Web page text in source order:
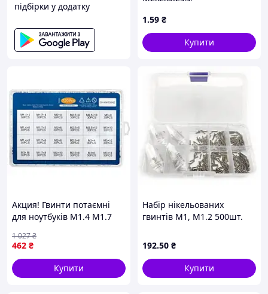
підбірки у додатку
1.59 ₴
Купити
Акция! Гвинти потаємні
для ноутбуків M1.4 М1.7
лучшей цене!
462 ₴
1 027₴
Купити
Набір нікельованих
гвинтів М1, М1.2 500шт.
192.50 ₴
Купити